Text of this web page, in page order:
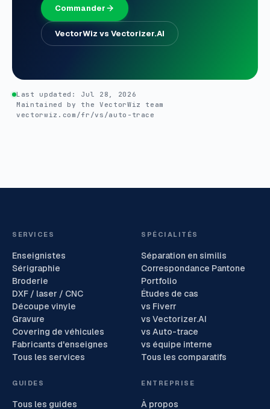
Commander
VectorWiz vs Vectorizer.AI
Last updated: Jul 28, 2026
Maintained by the VectorWiz team
vectorwiz.com/fr/vs/auto-trace
SERVICES
Enseignistes
Sérigraphie
Broderie
DXF / laser / CNC
Découpe vinyle
Gravure
Covering de véhicules
Fabricants d'enseignes
Tous les services
SPÉCIALITÉS
Séparation en similis
Correspondance Pantone
Portfolio
Études de cas
vs Fiverr
vs Vectorizer.AI
vs Auto-trace
vs équipe interne
Tous les comparatifs
GUIDES
Tous les guides
ENTREPRISE
À propos